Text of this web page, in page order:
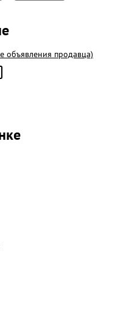
объявления продавца)